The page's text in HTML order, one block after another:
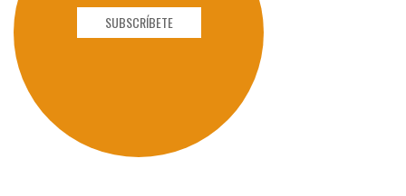
SUBSCRÍBETE